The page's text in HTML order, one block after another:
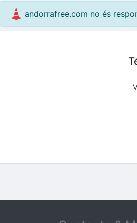
andorrafree.com no és